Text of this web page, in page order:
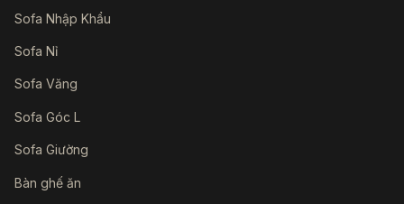
Sofa Nhập Khẩu
Sofa Nỉ
Sofa Văng
Sofa Góc L
Sofa Giường
Bàn ghế ăn